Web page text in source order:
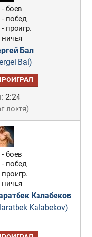
- боев
- побед
- проигр.
ничья
Бал
Bal)
2:24
локтя)
- боев
- побед
проигр.
ничья
Калабеков
Kalabekov)